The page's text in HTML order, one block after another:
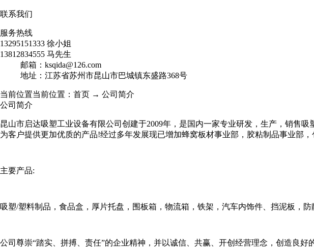
联系我们
服务热线
13295151333 徐小姐
13812834555 马先生
邮箱：ksqida@126.com
地址：江苏省苏州市昆山市巴城镇东盛路368号
当前位置当前位置：首页 → 公司简介
公司简介
昆山市启达吸塑工业设备有限公司创建于2009年，是国内一家专业研发，生产，销售
为客户提供更加优质的产品!经过多年发展现已增加蜂窝板材事业部，胶粘制品事业部，
主要产品:
吸塑/塑料制品，食品盒，厚片托盘，围板箱，物流箱，铁架，汽车内饰件、挡泥板，
公司尊崇“踏实、拼搏、责任”的企业精神，并以诚信、共赢、开创经营理念，创造良